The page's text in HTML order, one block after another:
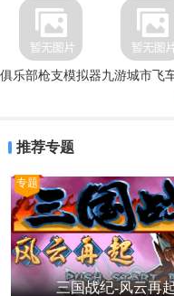
俱乐部枪支模拟器九游城市飞
推荐专题
专题
三国战纪-风云再